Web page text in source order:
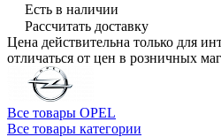
Есть в наличии
Рассчитать доставку
Цена действительна только для
отличаться от цен в розничных
Все товары OPEL
Все товары категории